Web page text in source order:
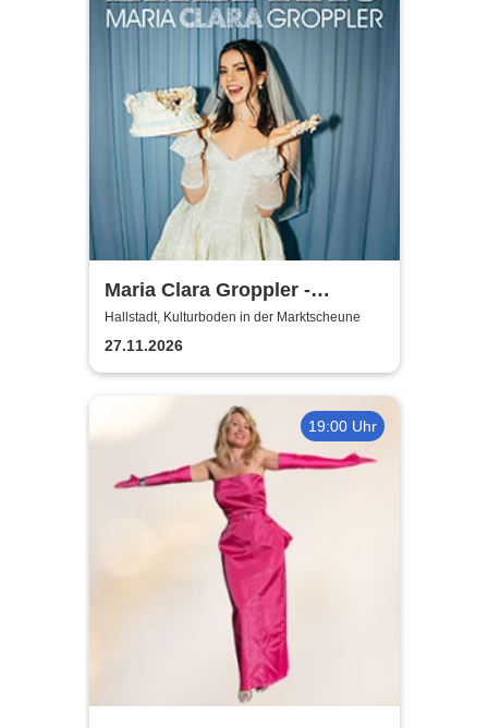
Maria Clara Groppler -
Ehefrau | 2026
Hallstadt, Kulturboden in der Marktscheune
27.11.2026
19:00 Uhr